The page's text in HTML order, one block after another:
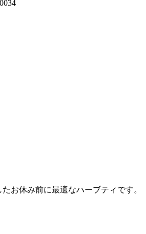
お休み前に最適なハーブティです。